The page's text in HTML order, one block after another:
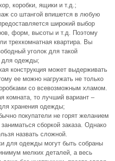
коробки, ящики и т.д.;
со штангой впишется в любую
широкий выбор
форм, высоты и т.д. Поэтому
трехкомнатная квартира. Вы
уголок для такой
для одежды;
конструкция может выдерживать
ее можно нагружать не только
со всевозможным хламом.
комната, то лучший вариант –
хранения одежды;
покупатели не горят желанием
сборкой заказа. Однако
назвать сложной.
для одежды могут быть собраны
мелких деталей, а весь